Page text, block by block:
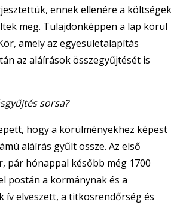
ennek ellenére a költségek
meg. Tulajdonképpen a lap körül
amely az egyesületalapítás
az aláírások összegyűjtését is
sorsa?
hogy a körülményekhez képest
aláírás gyűlt össze. Az első
pár hónappal később még 1700
postán a kormánynak és a
ív elveszett, a titkosrendőrség és